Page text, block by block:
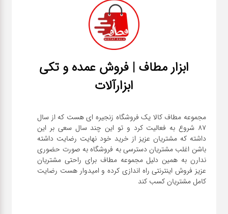
ابزار مطاف | فروش عمده و تکی
ابزارآلات
مجموعه مطاف کالا یک فروشگاه زنجیره ای هست که از سال
۸۷ شروع به فعالیت کرد و تو این چند سال سعی بر این
داشته که مشتریان عزیز از خرید خود نهایت رضایت داشته
باشن اغلب مشتریان دسترسی به فروشگاه به صورت حضوری
ندارن به همین دلیل مجموعه مطاف برای راحتی مشتریان
عزیز فروش اینترنتی راه اندازی کرده و امیدوار هست رضایت
کامل مشتریان کسب کند